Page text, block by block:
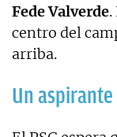
Fede Valverde
centro del
arriba.
Un